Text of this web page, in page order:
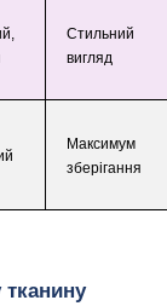
Стильний
вигляд
Максимум
зберігання